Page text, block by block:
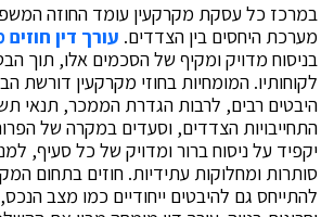
במרכז כל עסקת מקרקעין עומד החוזה
מערכת היחסים בין הצדדים. עורך דין
בניסוח מדויק ומקיף של הסכמים אלו, תוך
לקוחותיו. המומחיות בחוזי מקרקעין דורשת
היבטים רבים, לרבות הגדרת הממכר, תנאי
התחייבויות הצדדים, וסעדים במקרה של
יקפיד על ניסוח ברור ומדויק של כל סעיף,
סותרות ומחלוקות עתידיות. חוזים בתחום
להתייחס גם להיבטים ייחודיים כמו מצב הנכס,